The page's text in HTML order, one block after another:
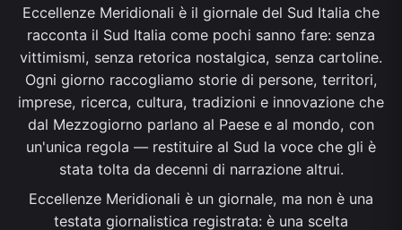
Eccellenze Meridionali è il giornale del Sud Italia che
racconta il Sud Italia come pochi sanno fare: senza
vittimismi, senza retorica nostalgica, senza cartoline.
Ogni giorno raccogliamo storie di persone, territori,
imprese, ricerca, cultura, tradizioni e innovazione che
dal Mezzogiorno parlano al Paese e al mondo, con
un'unica regola — restituire al Sud la voce che gli è
stata tolta da decenni di narrazione altrui.
Eccellenze Meridionali è un giornale, ma non è una
testata giornalistica registrata: è una scelta